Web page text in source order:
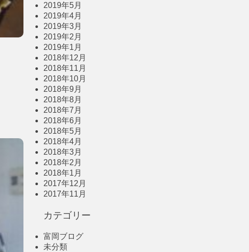
2019年5月
2019年4月
2019年3月
2019年2月
2019年1月
2018年12月
2018年11月
2018年10月
2018年9月
2018年8月
2018年7月
2018年6月
2018年5月
2018年4月
2018年3月
2018年2月
2018年1月
2017年12月
2017年11月
カテゴリー
富岡ブログ
未分類